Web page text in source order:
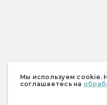
Мы используем cookie.
соглашаетесь на